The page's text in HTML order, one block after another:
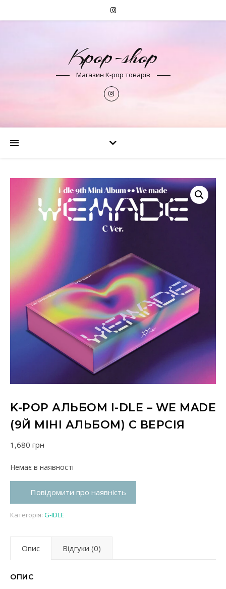
Kpop-shop
Магазин K-pop товарів
K-POP АЛЬБОМ I-DLE – WE MADE
(9Й МІНІ АЛЬБОМ) C ВЕРСІЯ
1,680 грн
Немає в наявності
Повідомити про наявність
Категорія: G-IDLE
Опис Відгуки (0)
ОПИС